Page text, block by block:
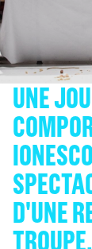
UNE
D'UNE